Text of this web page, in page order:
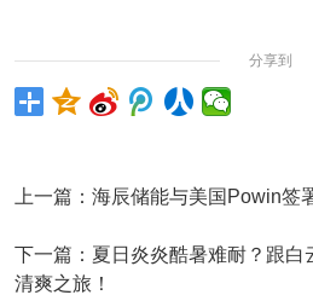
分享到
上一篇： 海辰储能与美国Powin签
下一篇： 夏日炎炎酷暑难耐？跟白
清爽之旅！